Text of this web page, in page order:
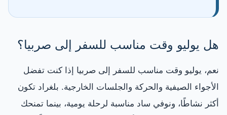
هل يوليو وقت مناسب للسفر إلى صربيا؟
نعم، يوليو وقت مناسب للسفر إلى صربيا إذا كنت تفضل
الأجواء الصيفية والحركة والجلسات الخارجية. بلغراد تكون
أكثر نشاطًا، ونوفي ساد مناسبة لرحلة يومية، بينما تمنحك